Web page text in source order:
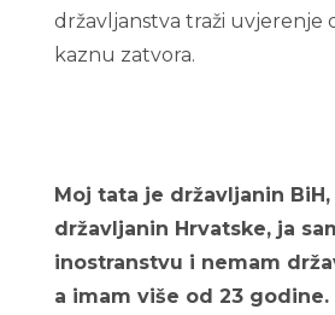
državljanstva traži uvjerenje
kaznu zatvora.
Moj tata je državljanin BiH,
državljanin Hrvatske, ja
inostranstvu i nemam
a imam više od 23 godine.